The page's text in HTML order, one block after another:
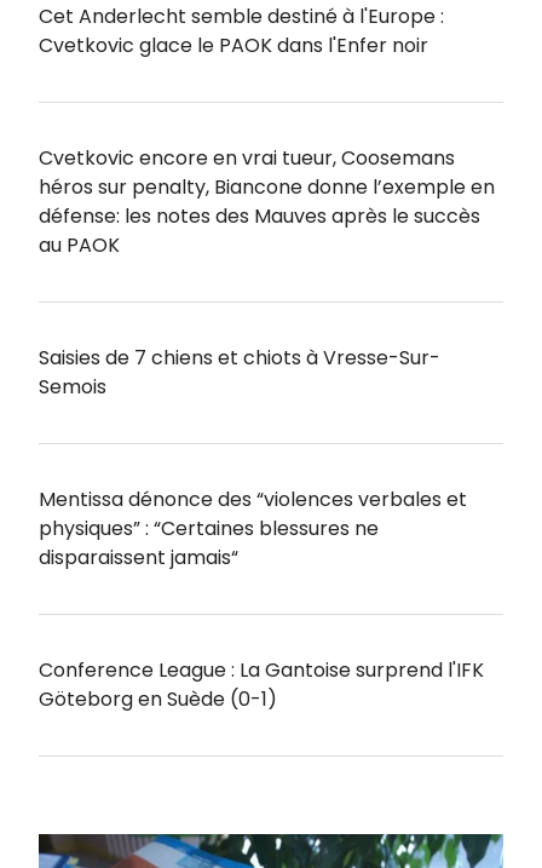
Cet Anderlecht semble destiné à l'Europe :
Cvetkovic glace le PAOK dans l'Enfer noir
Cvetkovic encore en vrai tueur, Coosemans
héros sur penalty, Biancone donne l’exemple en
défense: les notes des Mauves après le succès
au PAOK
Saisies de 7 chiens et chiots à Vresse-Sur-
Semois
Mentissa dénonce des “violences verbales et
physiques” : “Certaines blessures ne
disparaissent jamais“
Conference League : La Gantoise surprend l'IFK
Göteborg en Suède (0-1)